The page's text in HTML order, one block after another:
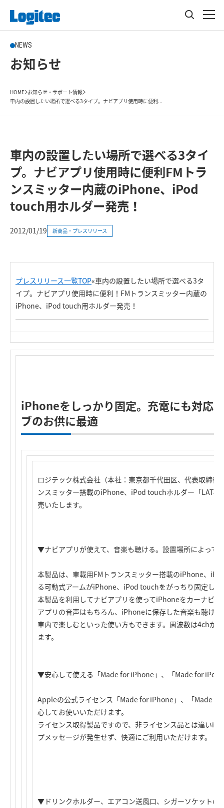
NEWS
お知らせ
HOME お知らせ・サポート情報
車内の設置したい場所で選べる3タイプ。ナビアプリ使用時に便利...
車内の設置したい場所で選べる3タイ
プ。ナビアプリ使用時に便利FMトラ
ンスミッター内蔵のiPhone、iPod
touch用ホルダー発売！
2012/01/19 新商品・プレスリリース
プレスリリース一覧TOP«車内の設置したい場所で選べる3タ
イプ。ナビアプリ使用時に便利！FMトランスミッター内蔵の
iPhone、iPod touch用ホルダー発売！
iPhoneをしっかり固定。充電にも対応
ブのお供に最適
ロジテック株式会社（本社：東京都千代田区、代表取締役
ンスミッター搭載のiPhone、iPod touchホルダー「LAT-
売いたします。
▼ナビアプリが使えて、音楽も聴ける。設置場所によって
本製品は、車載用FMトランスミッター搭載のiPhone、
る可動式アームがiPhone、iPod touchをがっちり固定しま
本製品を利用してナビアプリを使ってiPhoneをカーナビ
アプリの音声はもちろん、iPhoneに保存した音楽も聴け
車内で楽しむといった使い方もできます。周波数は4chか
ます。
▼安心して使える「Made for iPhone」、「Made for iPod
Appleの公式ライセンス「Made for iPhone」、「Made
心してお使いいただけます。
ライセンス取得製品ですので、非ライセンス品とは違い
プメッセージが発生せず、快適にご利用いただけます。
▼ドリンクホルダー、エアコン送風口、シガーソケットの